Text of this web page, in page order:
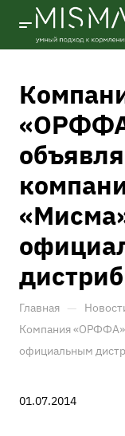
Главная —
Компания
официальным
01.07.2014